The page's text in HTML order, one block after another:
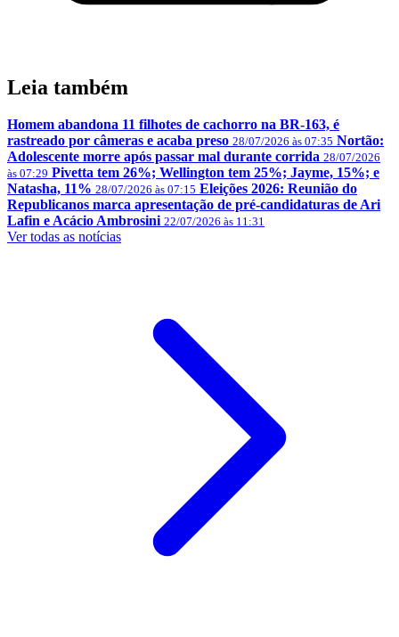
Leia também
Homem abandona 11 filhotes de cachorro na BR-163, é
rastreado por câmeras e acaba preso 28/07/2026 às 07:35 Nortão:
Adolescente morre após passar mal durante corrida 28/07/2026
às 07:29 Pivetta tem 26%; Wellington tem 25%; Jayme, 15%; e
Natasha, 11% 28/07/2026 às 07:15 Eleições 2026: Reunião do
Republicanos marca apresentação de pré-candidaturas de Ari
Lafin e Acácio Ambrosini 22/07/2026 às 11:31
Ver todas as notícias